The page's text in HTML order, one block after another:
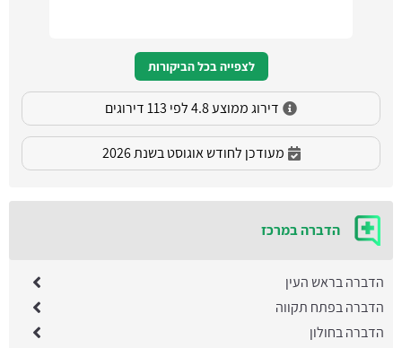
לצפייה בכל הביקורות
דירוג ממוצע 4.8 לפי 113 דירוגים
מעודכן לחודש אוגוסט בשנת 2026
הדברה במרכז
הדברה בראש העין
הדברה בפתח תקווה
הדברה בחולון